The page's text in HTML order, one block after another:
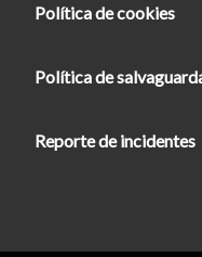
Política de cookies
Política de
Reporte de incidentes